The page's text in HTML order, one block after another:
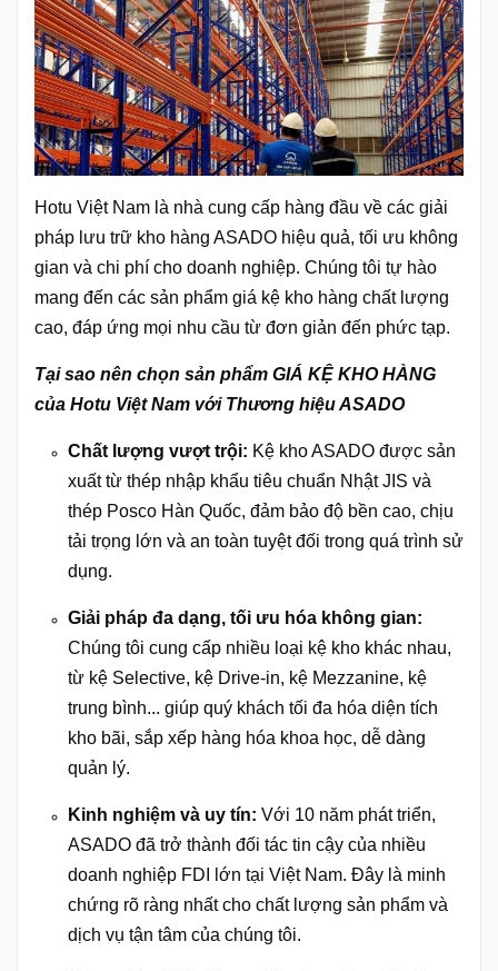
Hotu Việt Nam là nhà cung cấp hàng đầu về các giải
pháp lưu trữ kho hàng ASADO hiệu quả, tối ưu không
gian và chi phí cho doanh nghiệp. Chúng tôi tự hào
mang đến các sản phẩm giá kệ kho hàng chất lượng
cao, đáp ứng mọi nhu cầu từ đơn giản đến phức tạp.
Tại sao nên chọn sản phẩm GIÁ KỆ KHO HÀNG
của Hotu Việt Nam với Thương hiệu ASADO
Chất lượng vượt trội: Kệ kho ASADO được sản
xuất từ thép nhập khẩu tiêu chuẩn Nhật JIS và
thép Posco Hàn Quốc, đảm bảo độ bền cao, chịu
tải trọng lớn và an toàn tuyệt đối trong quá trình sử
dụng.
Giải pháp đa dạng, tối ưu hóa không gian:
Chúng tôi cung cấp nhiều loại kệ kho khác nhau,
từ kệ Selective, kệ Drive-in, kệ Mezzanine, kệ
trung bình... giúp quý khách tối đa hóa diện tích
kho bãi, sắp xếp hàng hóa khoa học, dễ dàng
quản lý.
Kinh nghiệm và uy tín: Với 10 năm phát triển,
ASADO đã trở thành đối tác tin cậy của nhiều
doanh nghiệp FDI lớn tại Việt Nam. Đây là minh
chứng rõ ràng nhất cho chất lượng sản phẩm và
dịch vụ tận tâm của chúng tôi.